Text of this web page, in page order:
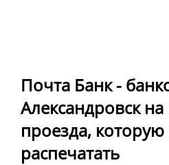
Почта Банк -
Александровск на
проезда,
распечатать